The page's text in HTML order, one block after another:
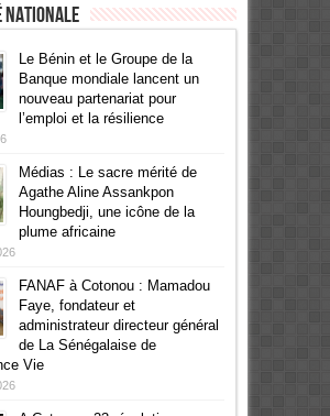
Le Bénin et le Groupe de la
Banque mondiale lancent un
nouveau partenariat pour
l’emploi et la résilience
Médias : Le sacre mérité de
Agathe Aline Assankpon
Houngbedji, une icône de la
plume africaine
FANAF à Cotonou : Mamadou
Faye, fondateur et
administrateur directeur général
de La Sénégalaise de
Vie